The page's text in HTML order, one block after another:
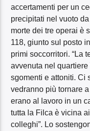
accertamenti per un
precipitati nel vuoto
morte dei tre operai è
118, giunto sul posto
primi soccorritori. “La
avvenuta nel
sgomenti e attoniti. Ci
vedranno più tornare
erano al lavoro in un
tutta la Filca è vicina
colleghi”. Lo